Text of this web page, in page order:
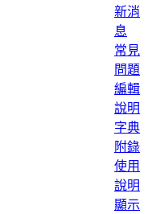
新消
息
常見
問題
編輯
說明
字典
附錄
使用
說明
顯示